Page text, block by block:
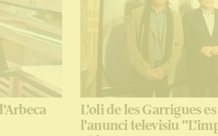
L'oli de les Garrigues
l'anunci televisiu